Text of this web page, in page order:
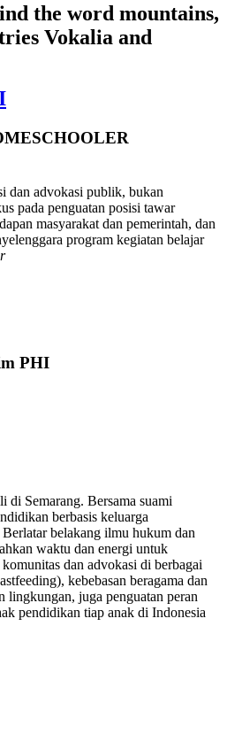
the word mountains,
Vokalia and
dan advokasi publik, bukan
pada penguatan posisi tawar
masyarakat dan pemerintah, dan
program kegiatan belajar
PHI
di Semarang. Bersama suami
berbasis keluarga
belakang ilmu hukum dan
waktu dan energi untuk
dan advokasi di berbagai
kebebasan beragama dan
juga penguatan peran
pendidikan tiap anak di Indonesia